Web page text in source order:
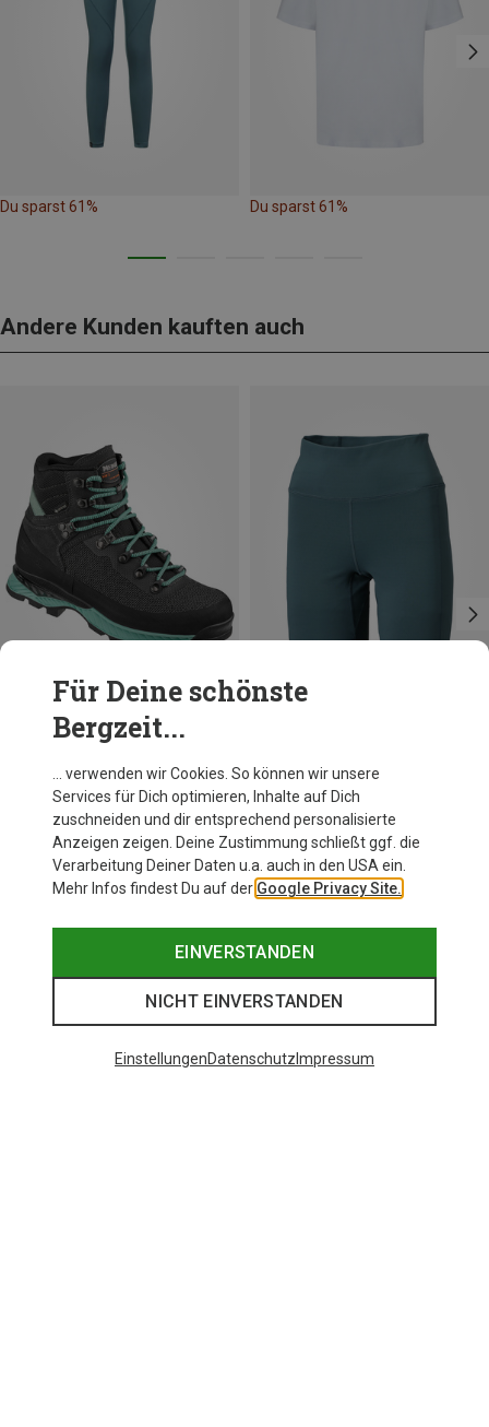
Du sparst 61% Du sparst 61%
Andere Kunden kauften auch
Du sparst 10%
Für Deine schönste
Bergzeit...
… verwenden wir Cookies. So können wir unsere
Services für Dich optimieren, Inhalte auf Dich
zuschneiden und dir entsprechend personalisierte
Anzeigen zeigen. Deine Zustimmung schließt ggf. die
Verarbeitung Deiner Daten u.a. auch in den USA ein.
Mehr Infos findest Du auf der Google Privacy Site.
EINVERSTANDEN
NICHT EINVERSTANDEN
EinstellungenDatenschutz Impressum